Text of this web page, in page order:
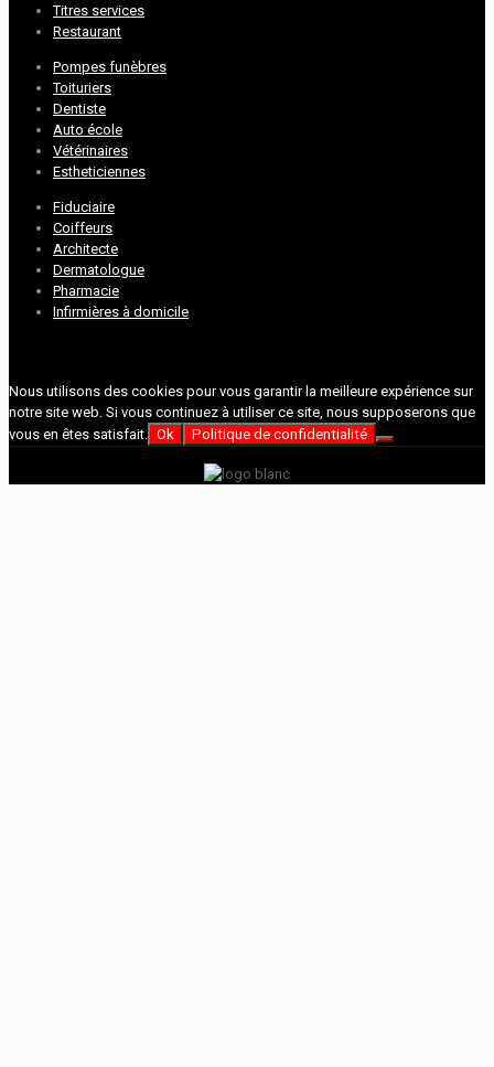
Titres services
Restaurant
Pompes funèbres
Toituriers
Dentiste
Auto école
Vétérinaires
Estheticiennes
Fiduciaire
Coiffeurs
Architecte
Dermatologue
Pharmacie
Infirmières à domicile
Nous utilisons des cookies pour vous garantir la meilleure expérience sur
notre site web. Si vous continuez à utiliser ce site, nous supposerons que
vous en êtes satisfait.
Ok Politique de confidentialité